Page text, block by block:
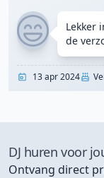
Lekker
de
13 apr 2024
DJ huren voor
Ontvang direct